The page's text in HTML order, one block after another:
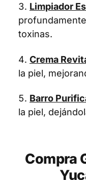
Limpiador
toxinas.
Crema
la piel,
Barro
la piel,
Compra